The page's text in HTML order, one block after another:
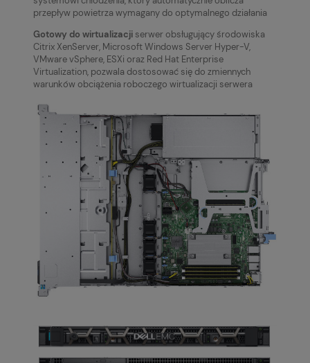
przepływ powietrza wymagany do optymalnego działania
Gotowy do wirtualizacji serwer obsługujący środowiska
Citrix XenServer, Microsoft Windows Server Hyper-V,
VMware vSphere, ESXi oraz Red Hat Enterprise
Virtualization, pozwala dostosować się do zmiennych
warunków obciążenia roboczego wirtualizacji serwera